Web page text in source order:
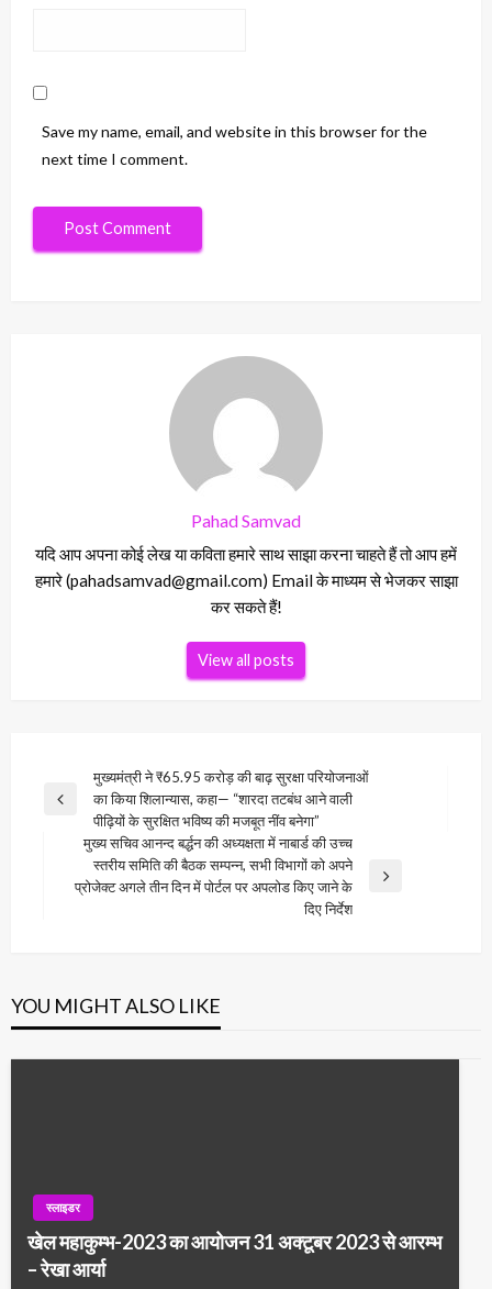
Save my name, email, and website in this browser for the
next time I comment.
Pahad Samvad
यदि आप अपना कोई लेख या कविता हमारे साथ साझा करना चाहते हैं तो आप हमें
हमारे (pahadsamvad@gmail.com) Email के माध्यम से भेजकर साझा
कर सकते हैं!
View all posts
navigation
Previous
मुख्यमंत्री ने ₹65.95 करोड़ की बाढ़ सुरक्षा परियोजनाओं
का किया शिलान्यास, कहा— “शारदा तटबंध आने वाली
पीढ़ियों के सुरक्षित भविष्य की मजबूत नींव बनेगा”
Next
मुख्य सचिव आनन्द बर्द्धन की अध्यक्षता में नाबार्ड की उच्च
स्तरीय समिति की बैठक सम्पन्न, सभी विभागों को अपने
प्रोजेक्ट अगले तीन दिन में पोर्टल पर अपलोड किए जाने के
दिए निर्देश
YOU MIGHT ALSO LIKE
स्लाइडर
खेल महाकुम्भ-2023 का आयोजन 31 अक्टूबर 2023 से आरम्भ
– रेखा आर्या